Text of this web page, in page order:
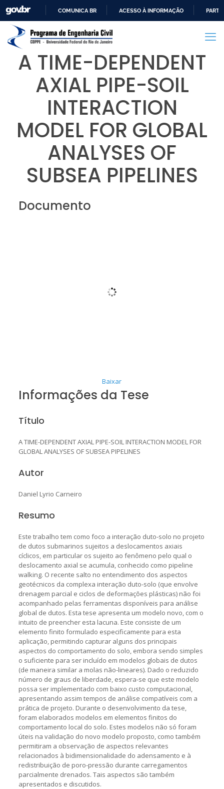
PARA
CONTEÚDO
COMUNICA BR ACESSO À INFORMAÇÃO
A TIME-DEPENDENT
AXIAL PIPE-SOIL
INTERACTION
MODEL FOR GLOBAL
ANALYSES OF
SUBSEA PIPELINES
Documento
Baixar
Informações da Tese
Título
A TIME-DEPENDENT AXIAL PIPE-SOIL INTERACTION MODEL FOR
GLOBAL ANALYSES OF SUBSEA PIPELINES
Autor
Daniel Lyrio Carneiro
Resumo
Este trabalho tem como foco a interação duto-solo no projeto
de dutos submarinos sujeitos a deslocamentos axiais
cíclicos, em particular os sujeito ao fenômeno pelo qual o
deslocamento axial se acumula, conhecido como pipeline
walking. O recente salto no entendimento dos aspectos
geotécnicos da complexa interação duto-solo (que envolve
drenagem parcial e ciclos de deformações plásticas) não foi
acompanhado pelas ferramentas disponíveis para análise
global de dutos. Esta tese apresenta um modelo novo, com o
intuito de preencher esta lacuna. Este consiste de um
elemento finito formulado especificamente para esta
aplicação, permitindo capturar alguns dos principais
aspectos do comportamento do solo, embora sendo simples
o suficiente para ser incluído em modelos globais de dutos
(de maneira similar a molas não-lineares). Dado o reduzido
número de graus de liberdade, espera-se que este modelo
possa ser implementado com baixo custo computacional,
apresentando assim tempos de análise compatíveis com a
prática de projeto. Durante o desenvolvimento da tese,
foram elaborados modelos em elementos finitos do
comportamento local do solo. Estes modelos não só foram
úteis na validação do novo modelo proposto, como também
permitiram a observação de aspectos relevantes
relacionados à bidimensionalidade do adensamento e à
redistribuição de poro-pressão durante carregamentos
parcialmente drenados. Tais aspectos são também
apresentados e discutidos.